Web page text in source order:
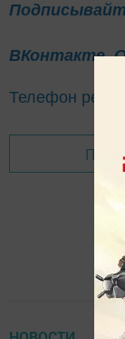
ВКонтакте
Телефон